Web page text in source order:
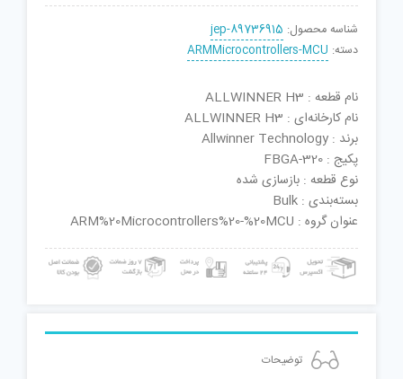
شناسه محصول: jep-89736915
دسته: ARMMicrocontrollers-MCU
نام قطعه : ALLWINNER H3
نام کارخانه‌ای : ALLWINNER H3
برند : Allwinner Technology
پکیج : FBGA-320
نوع قطعه : بازسازی شده
بسته‌بندی : Bulk
عنوان گروه : ARM%20Microcontrollers%20-%20MCU
توضیحات